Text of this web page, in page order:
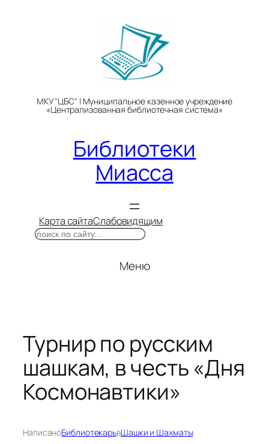
МКУ "ЦБС" | Муниципальное казенное учреждение
«Централизованная библиотечная система»
Библиотеки
Миасса
Карта сайтаСлабовидящим
Поиск
Меню
Турнир по русским
шашкам, в честь «Дня
Космонавтики»
НаписаноБиблиотекарьвШашки и Шахматы